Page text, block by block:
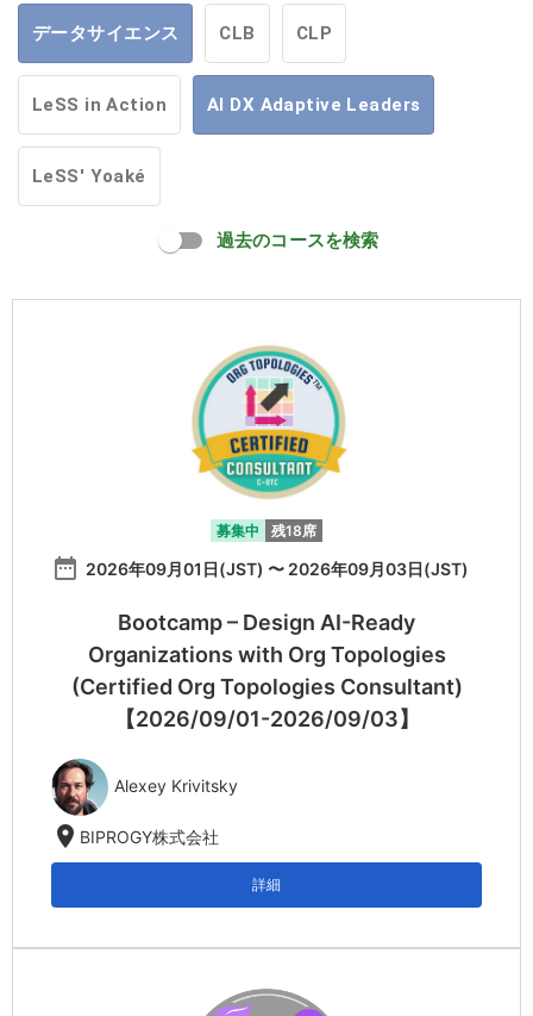
データサイエンス CLB CLP
LeSS in Action AI DX Adaptive Leaders
LeSS' Yoaké
過去のコースを検索
募集中 残18席
date_range 2026年09月01日(JST) 〜 2026年09月03日(JST)
Bootcamp – Design AI-Ready
Organizations with Org Topologies
(Certified Org Topologies Consultant)
【2026/09/01-2026/09/03】
Alexey Krivitsky
location_on BIPROGY株式会社
詳細